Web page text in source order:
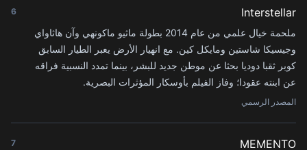
6 Interstellar
ملحمة خيال علمي من عام 2014 بطولة ماثيو ماكونهي وآن هاثاواي
وجيسيكا شاستين ومايكل كين. مع انهيار الأرض يعبر الطيار السابق
كوبر ثقبا دوديا بحثا عن موطن جديد للبشر، بينما تمدد النسبية فراقه
عن ابنته عقودا؛ وفاز الفيلم بأوسكار المؤثرات البصرية.
المصدر الرسمي
7 MEMENTO